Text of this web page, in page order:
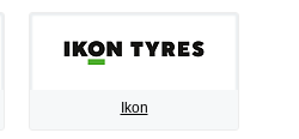
Ikon